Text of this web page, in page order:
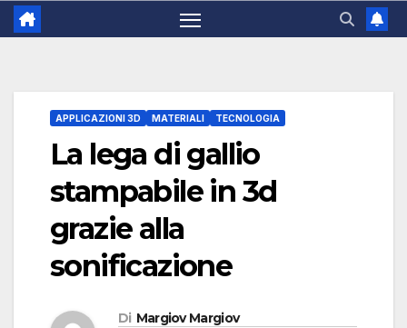
APPLICAZIONI 3D MATERIALI TECNOLOGIA
La lega di gallio
stampabile in 3d
grazie alla
sonificazione
Di Margiov Margiov